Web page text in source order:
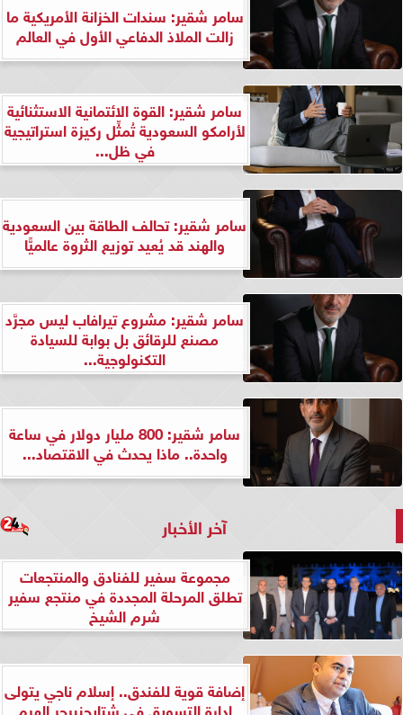
سامر شقير: سندات الخزانة الأمريكية ما
زالت الملاذ الدفاعي الأول في العالم
سامر شقير: القوة الائتمانية الاستثنائية
لأرامكو السعودية تُمثِّل ركيزة استراتيجية
في ظل...
سامر شقير: تحالف الطاقة بين السعودية
والهند قد يُعيد توزيع الثروة عالميًّا
سامر شقير: مشروع تيرافاب ليس مجرَّد
مصنع للرقائق بل بوابة للسيادة
التكنولوجية...
سامر شقير: 800 مليار دولار في ساعة
واحدة.. ماذا يحدث في الاقتصاد...
آخر الأخبار
مجموعة سفير للفنادق والمنتجعات
تطلق المرحلة المجددة في منتجع سفير
شرم الشيخ
إضافة قوية للفندق.. إسلام ناجي يتولى
إدارة التسويق في شتايجنبرجر الهرم